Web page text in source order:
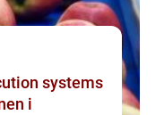
systems
i